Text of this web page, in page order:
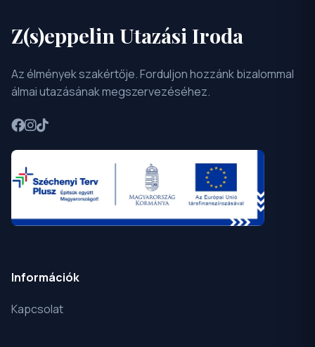
Z(s)eppelin Utazási Iroda
Az élmények szakértője. Forduljon hozzánk bizalommal
álmai utazásának megszervezéséhez.
Információk
Kapcsolat